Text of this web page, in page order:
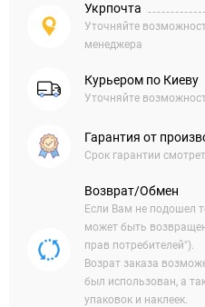
Укрпочта
Уточняйте
менеджера
Курьером по Киеву
Уточняйте
Гарантия от
Срок гарантии
Возврат/Обмен
Если Вам не подошел
может быть
прав потребителей").
Возрат заказа
был использован, а
упаковок и наклеек.